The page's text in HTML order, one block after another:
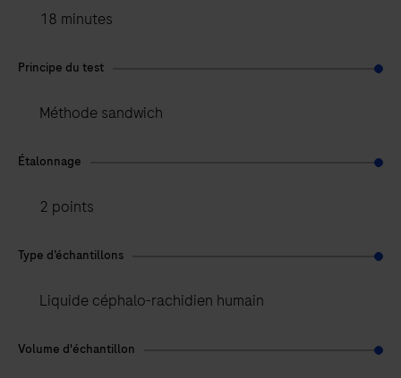
18 minutes
Principe du test
Méthode sandwich
Étalonnage
2 points
Type d’échantillons
Liquide céphalo-rachidien humain
Volume d'échantillon